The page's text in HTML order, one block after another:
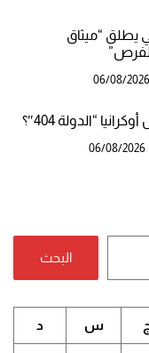
يطلق “ميثاق
06/08/2026
“الدولة 404″؟
06/08/2026
البحث
س د